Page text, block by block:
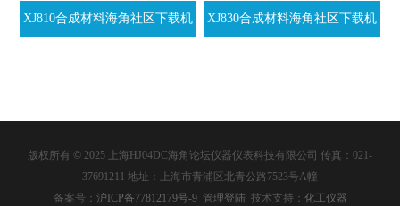
XJ810合成材料海角社区下载机 XJ830合成材料海角社区下载机
版权所有 © 2025 上海HJ04DC海角论坛仪器仪表科技有限公司 传真：021-
37691211 地址：上海市青浦区北青公路7523号A幢
备案号： 沪ICP备77812179号-9 管理登陆 技术支持： 化工仪器